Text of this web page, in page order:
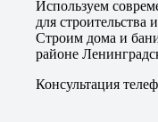
Используем
для строительства
Строим дома и
районе
Консультация